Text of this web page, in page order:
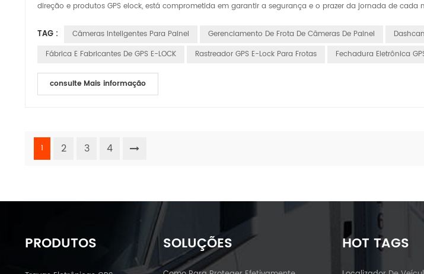
direção e produtos GPS elock, está comprometida em garantir a segurança e o prazer da jornada de cada
TAG : Câmeras Inteligentes Para Painel Gerenciamento De Frota De Câmeras De Painel
Fábrica E Fabricantes De GPS E-LOCK
Rastreador GPS E-Lock Para Frotas Fechadura Eletrônica
consulte Mais informação
1 2 3 4
PRODUTOS SOLUÇÕES HOT TAGS